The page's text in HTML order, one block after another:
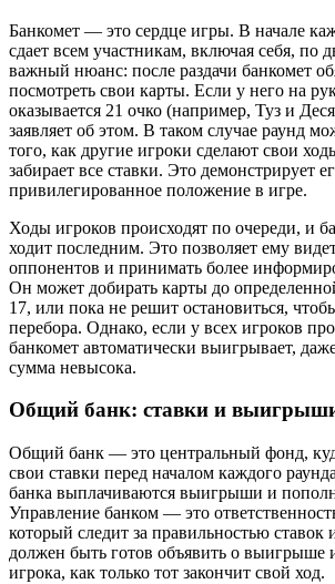
Банкомет — это сердце игры. В начале
сдает всем участникам, включая себя, по
важный нюанс: после раздачи банкомет
посмотреть свои карты. Если у него на
оказывается 21 очко (например, Туз и
заявляет об этом. В таком случае раунд
того, как другие игроки сделают свои
забирает все ставки. Это демонстрирует
привилегированное положение в игре.
Ходы игроков происходят по очереди, и
ходит последним. Это позволяет ему
оппонентов и принимать более
Он может добирать карты до
17, или пока не решит остановиться,
перебора. Однако, если у всех игроков
банкомет автоматически выигрывает,
сумма невысока.
Общий банк: ставки и
Общий банк — это центральный фонд,
свои ставки перед началом каждого
банка выплачиваются выигрыши и
Управление банком — это
который следит за правильностью
должен быть готов объявить о
игрока, как только тот закончит свой ход.